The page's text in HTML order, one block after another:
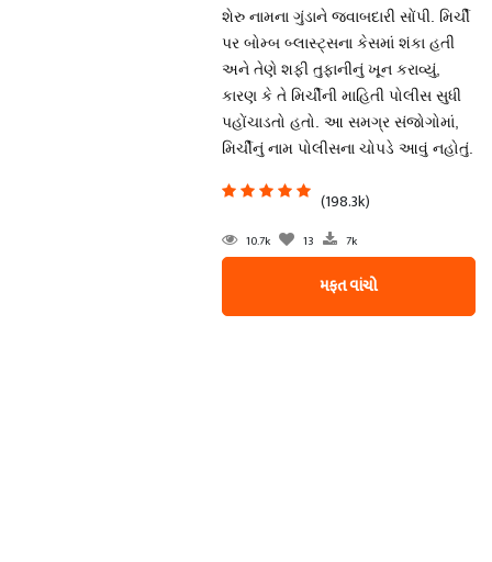
શેરુ નામના ગુંડાને જવાબદારી સોંપી. મિર્ચી
પર બોમ્બ બ્લાસ્ટ્સના કેસમાં શંકા હતી
અને તેણે શફી તુફાનીનું ખૂન કરાવ્યું,
કારણ કે તે મિર્ચીની માહિતી પોલીસ સુધી
પહોંચાડતો હતો. આ સમગ્ર સંજોગોમાં,
મિર્ચીનું નામ પોલીસના ચોપડે આવું નહોતું.
(198.3k)
10.7k 13 7k
મફત વાંચો